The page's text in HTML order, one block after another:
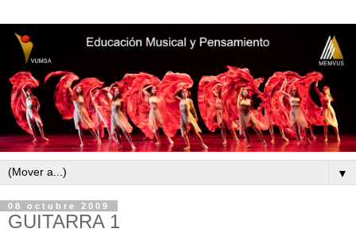
▼
08 octubre 2009
GUITARRA 1